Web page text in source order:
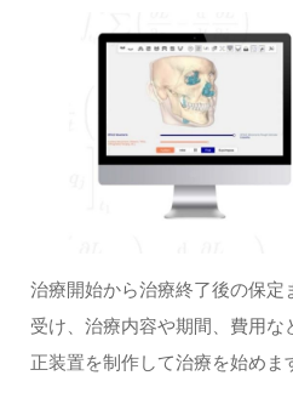
治療開始から治療終了後の保定
受け、治療内容や期間、費用な
正装置を制作して治療を始めま